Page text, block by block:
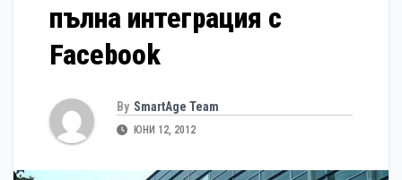
пълна интеграция с
Facebook
By SmartAge Team
ЮНИ 12, 2012